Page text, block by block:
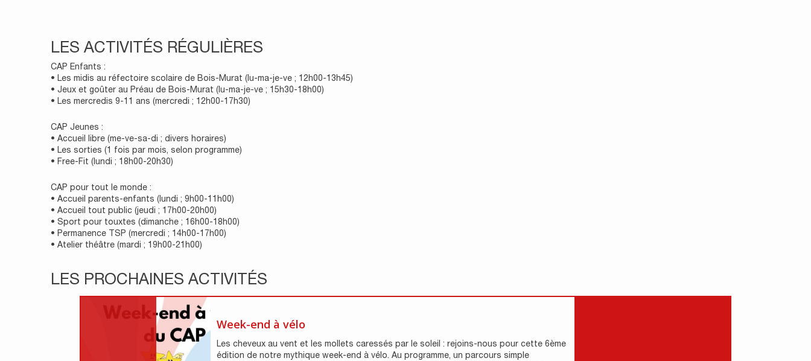
LES ACTIVITÉS RÉGULIÈRES
CAP Enfants :
• Les midis au réfectoire scolaire de Bois-Murat (lu-ma-je-ve ; 12h00-13h45)
• Jeux et goûter au Préau de Bois-Murat (lu-ma-je-ve ; 15h30-18h00)
• Les mercredis 9-11 ans (mercredi ; 12h00-17h30)
CAP Jeunes :
• Accueil libre (me-ve-sa-di ; divers horaires)
• Les sorties (1 fois par mois, selon programme)
• Free-Fit (lundi ; 18h00-20h30)
CAP pour tout le monde :
• Accueil parents-enfants (lundi ; 9h00-11h00)
• Accueil tout public (jeudi ; 17h00-20h00)
• Sport pour touxtes (dimanche ; 16h00-18h00)
• Permanence TSP (mercredi ; 14h00-17h00)
• Atelier théâtre (mardi ; 19h00-21h00)
LES PROCHAINES ACTIVITÉS
Week-end à vélo
Les cheveux au vent et les mollets caressés par le soleil : rejoins-nous pour cette 6ème
édition de notre mythique week-end à vélo. Au programme, un parcours simple